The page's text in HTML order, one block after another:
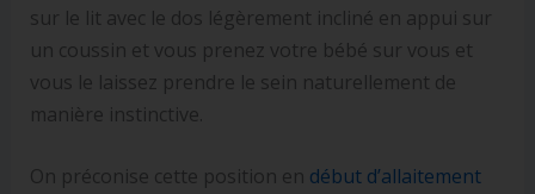
sur le lit avec le dos légèrement incliné en appui sur
un coussin et vous prenez votre bébé sur vous et
vous le laissez prendre le sein naturellement de
manière instinctive.
On préconise cette position en début d’allaitement